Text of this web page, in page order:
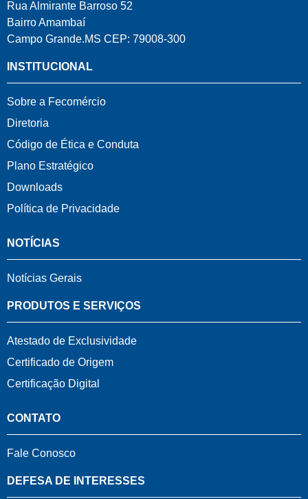
Rua Almirante Barroso 52
Bairro Amambaí
Campo Grande.MS CEP: 79008-300
INSTITUCIONAL
Sobre a Fecomércio
Diretoria
Código de Ética e Conduta
Plano Estratégico
Downloads
Política de Privacidade
NOTÍCIAS
Notícias Gerais
PRODUTOS E SERVIÇOS
Atestado de Exclusividade
Certificado de Origem
Certificação Digital
CONTATO
Fale Conosco
DEFESA DE INTERESSES